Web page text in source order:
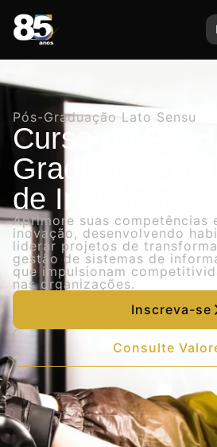
Pós-Graduação Lato Sensu
Curso de Pós
Graduação
de Inovação e
Aprimore suas competências
inovação, desenvolvendo
liderar projetos de
gestão de sistemas de
que impulsionam
nas organizações.
Inscreva-se
Consulte